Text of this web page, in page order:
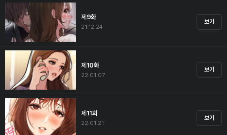
제9화
21.12.24
보기
제10화
22.01.07
보기
제11화
22.01.21
보기